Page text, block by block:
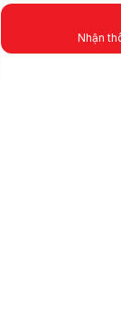
Tương thích ống
Giới thiệu sản phẩm
Nhận